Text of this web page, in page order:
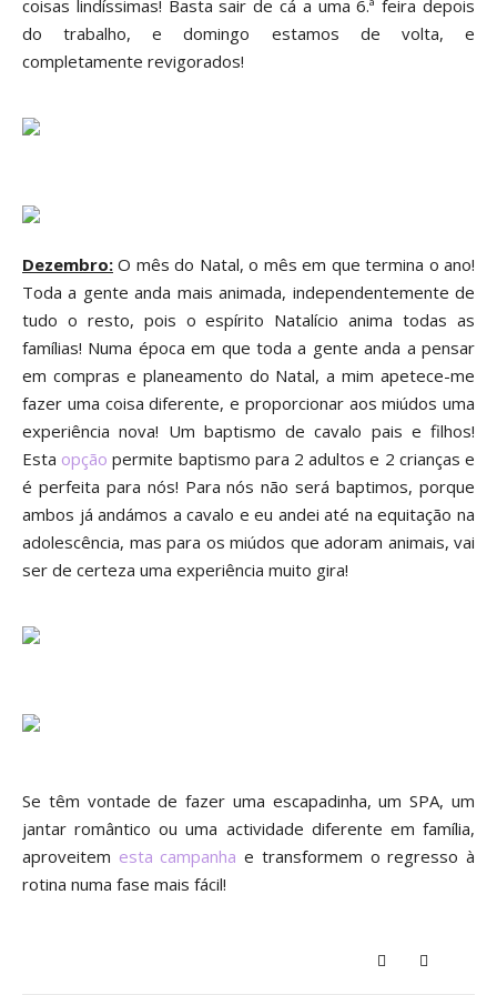
coisas lindíssimas! Basta sair de cá a uma 6.ª feira depois
do trabalho, e domingo estamos de volta, e
completamente revigorados!
Dezembro: O mês do Natal, o mês em que termina o ano!
Toda a gente anda mais animada, independentemente de
tudo o resto, pois o espírito Natalício anima todas as
famílias! Numa época em que toda a gente anda a pensar
em compras e planeamento do Natal, a mim apetece-me
fazer uma coisa diferente, e proporcionar aos miúdos uma
experiência nova! Um baptismo de cavalo pais e filhos!
Esta opção permite baptismo para 2 adultos e 2 crianças e
é perfeita para nós! Paranós não será baptimos, porque
ambos já andámos a cavalo e eu andei até na equitação na
adolescência, mas para os miúdos que adoram animais, vai
ser de certeza uma experiência muito gira!
Se têm vontade de fazer uma escapadinha, um SPA, um
jantar romântico ou uma actividade diferente em família,
aproveitem esta campanha e transformem o regressoà
rotina numa fase mais fácil!